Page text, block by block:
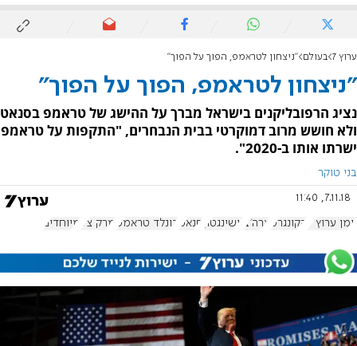
ערוץ 7 בעולם "ניצחון לטראמפ, הפוך על הפוך"
"ניצחון לטראמפ, הפוך על הפוך"
נציג הרפובליקנים בישראל מברך על ההישג של טראמפ בסנאט
ולא חושש מרוב דמוקרטי בבית הנבחרים, "התקפות על טראמפ
ישרתו אותו ב-2020".
בני טוקר
7.11.18, 11:40
יומן ערוץ 7 הקונגרס ארה"ב וושינגטון סנאט דונלד טראמפ מרק צל מיוחדים